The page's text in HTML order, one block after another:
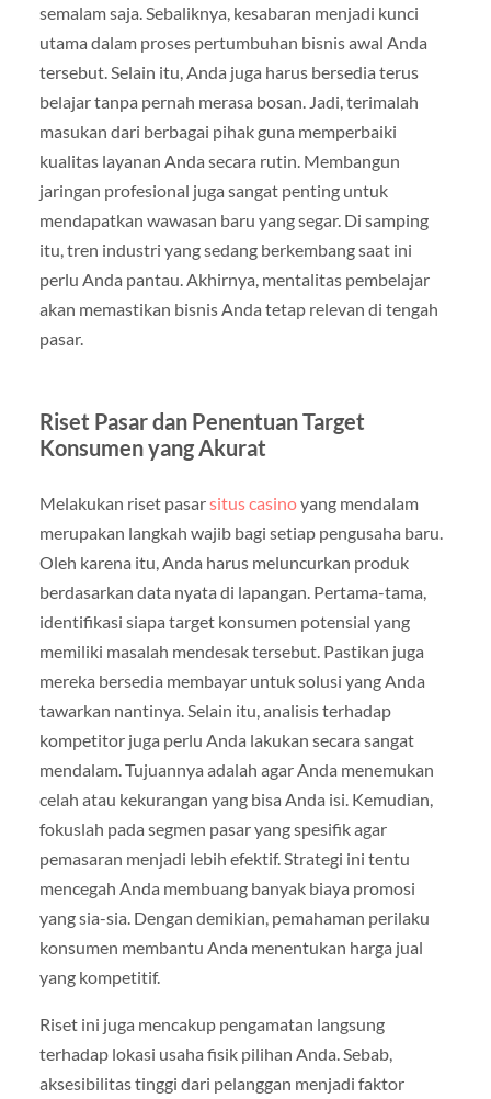
semalam saja. Sebaliknya, kesabaran menjadi kunci
utama dalam proses pertumbuhan bisnis awal Anda
tersebut. Selain itu, Anda juga harus bersedia terus
belajar tanpa pernah merasa bosan. Jadi, terimalah
masukan dari berbagai pihak guna memperbaiki
kualitas layanan Anda secara rutin. Membangun
jaringan profesional juga sangat penting untuk
mendapatkan wawasan baru yang segar. Di samping
itu, tren industri yang sedang berkembang saat ini
perlu Anda pantau. Akhirnya, mentalitas pembelajar
akan memastikan bisnis Anda tetap relevan di tengah
pasar.
Riset Pasar dan Penentuan Target
Konsumen yang Akurat
Melakukan riset pasarsitus casinoyang mendalam
merupakan langkah wajib bagi setiap pengusaha baru.
Oleh karena itu, Anda harus meluncurkan produk
berdasarkan data nyata di lapangan. Pertama-tama,
identifikasi siapa target konsumen potensial yang
memiliki masalah mendesak tersebut. Pastikan juga
mereka bersedia membayar untuk solusi yang Anda
tawarkan nantinya. Selain itu, analisis terhadap
kompetitor juga perlu Anda lakukan secara sangat
mendalam. Tujuannya adalah agar Anda menemukan
celah atau kekurangan yang bisa Anda isi. Kemudian,
fokuslah pada segmen pasar yang spesifik agar
pemasaran menjadi lebih efektif. Strategi ini tentu
mencegah Anda membuang banyak biaya promosi
yang sia-sia. Dengan demikian, pemahaman perilaku
konsumen membantu Anda menentukan harga jual
yang kompetitif.
Riset ini juga mencakup pengamatan langsung
terhadap lokasi usaha fisik pilihan Anda. Sebab,
aksesibilitas tinggi dari pelanggan menjadi faktor